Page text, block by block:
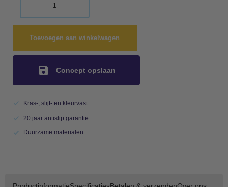
Toevoegen aan winkelwagen
Concept opslaan
Kras-, slijt- en kleurvast
20 jaar antislip garantie
Duurzame materialen